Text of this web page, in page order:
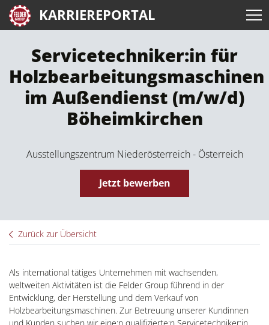
KARRIEREPORTAL
Servicetechniker:in für
Holzbearbeitungsmaschinen
im Außendienst (m/w/d)
Böheimkirchen
Ausstellungszentrum Niederösterreich - Österreich
Jetzt bewerben
Zurück zur Übersicht
Als international tätiges Unternehmen mit wachsenden,
weltweiten Aktivitäten ist die Felder Group führend in der
Entwicklung, der Herstellung und dem Verkauf von
Holzbearbeitungsmaschinen. Zur Betreuung unserer Kundinnen
und Kunden suchen wir eine:n qualifizierte:n Servicetechniker:in.